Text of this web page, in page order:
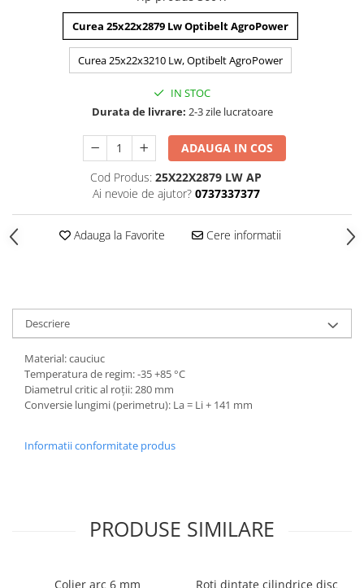
Curea 25x22x2879 Lw Optibelt AgroPower
Curea 25x22x3210 Lw, Optibelt AgroPower
IN STOC
Durata de livrare: 2-3 zile lucratoare
ADAUGA IN COS
Cod Produs: 25X22X2879 LW AP
Ai nevoie de ajutor? 0737337377
Adauga la Favorite Cere informatii
Descriere
Material: cauciuc
Temperatura de regim: -35 +85 °C
Diametrul critic al roții: 280 mm
Conversie lungimi (perimetru): La = Li + 141 mm
Informatii conformitate produs
PRODUSE SIMILARE
Colier arc 6 mm
Roti dintate cilindrice disc